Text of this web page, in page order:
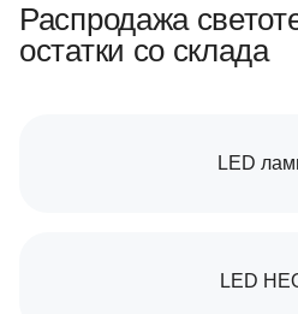
Распродажа
остатки со склада
LED
LED